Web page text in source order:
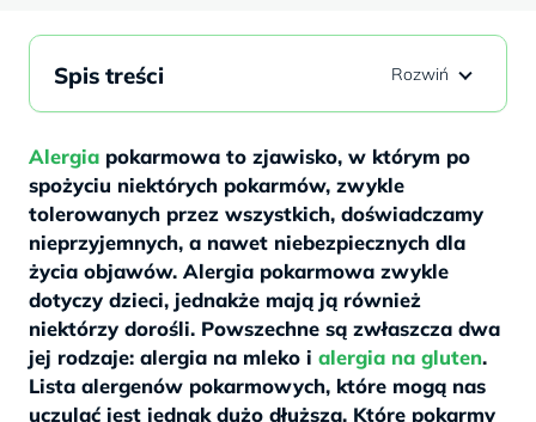
Alergia pokarmowa to zjawisko, w którym po
spożyciu niektórych pokarmów, zwykle
tolerowanych przez wszystkich, doświadczamy
nieprzyjemnych, a nawet niebezpiecznych dla
życia objawów. Alergia pokarmowa zwykle
dotyczy dzieci, jednakże mają ją również
niektórzy dorośli. Powszechne są zwłaszcza dwa
jej rodzaje: alergia na mleko i alergia na gluten.
Lista alergenów pokarmowych, które mogą nas
uczulać jest jednak dużo dłuższa. Które pokarmy
Spis treści